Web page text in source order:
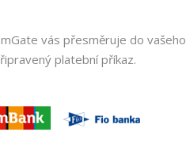
vás přesměruje do vašeho
platební příkaz.